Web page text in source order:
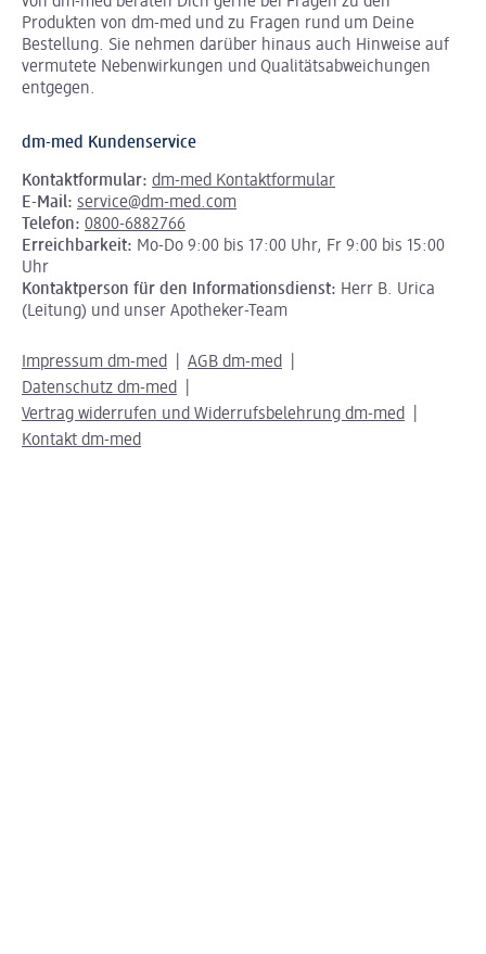
Produkten von dm-med und zu Fragen rund um Deine
Bestellung. Sie nehmen darüber hinaus auch Hinweise auf
vermutete Nebenwirkungen und Qualitätsabweichungen
entgegen.
dm-med Kundenservice
Kontaktformular: dm-med Kontaktformular
E-Mail: service@dm-med.com
Telefon: 0800-6882766
Erreichbarkeit: Mo-Do 9:00 bis 17:00 Uhr, Fr 9:00 bis 15:00
Uhr
Kontaktperson für den Informationsdienst: Herr B. Urica
(Leitung) und unser Apotheker-Team
Impressum dm-med
AGB dm-med
Datenschutz dm-med
Vertrag widerrufen und Widerrufsbelehrung dm-med
Kontakt dm-med